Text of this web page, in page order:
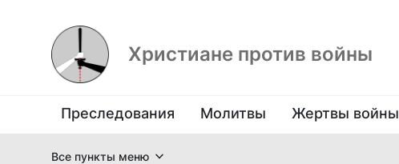
Христиане против войны
Преследования Молитвы Жертвы войны
Все пункты меню